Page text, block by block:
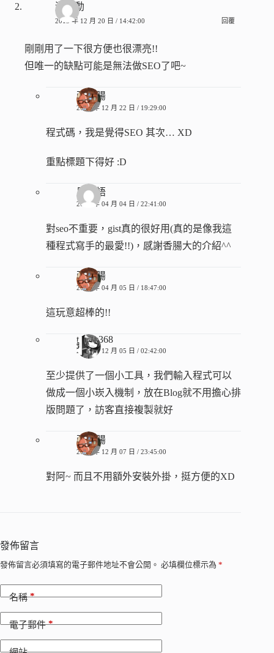
游鵬勳
2013 年 12 月 20 日 / 14:42:00 回覆
剛剛用了一下很方便也很漂亮!!
但唯一的缺點可能是無法做SEO了吧~
張香腸
2013 年 12 月 22 日 / 19:29:00
程式碼，我是覺得SEO 其次… XD
重點標題下得好 :D
周霆語
2014 年 04 月 04 日 / 22:41:00
對seo不重要，gist真的很好用(真的是像我這
種程式寫手的最愛!!)，感謝香腸大的介紹^^
張香腸
2014 年 04 月 05 日 / 18:47:00
這玩意超棒的!!
toppy368
2014 年 12 月 05 日 / 02:42:00
至少提供了一個小工具，我們輸入程式可以
做成一個小崁入機制，放在Blog就不用擔心排
版問題了，訪客直接複製就好
張香腸
2014 年 12 月 07 日 / 23:45:00
對阿~ 而且不用額外安裝外掛，挺方便的XD
發佈留言
發佈留言必須填寫的電子郵件地址不會公開。 必填欄位標示為 *
名稱*
電子郵件*